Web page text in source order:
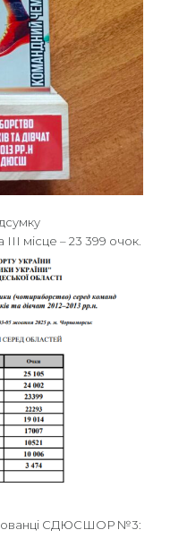
місце – 23 399 очок.
СДЮСШОР №3: